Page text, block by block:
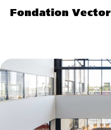
Fondation Vector